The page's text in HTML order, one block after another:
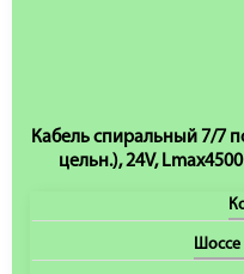
Кабель спиральный 7/7
цельн.), 24V,
Шоссе